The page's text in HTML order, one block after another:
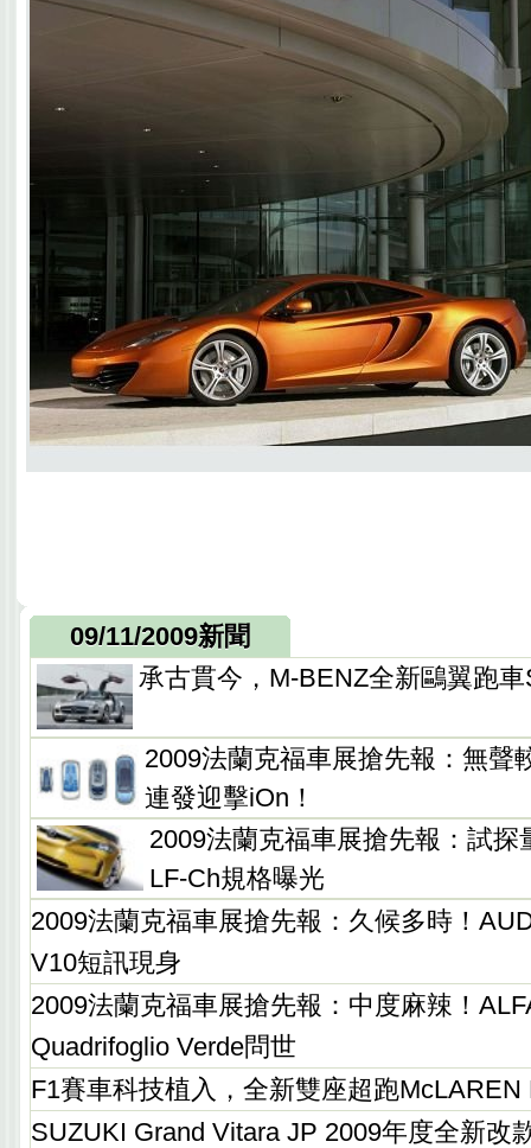
09/11/2009新聞
承古貫今，M-BENZ全新鷗翼跑
2009法蘭克福車展搶先報：無聲
連發迎擊iOn！
2009法蘭克福車展搶先報：試探
LF-Ch規格曝光
2009法蘭克福車展搶先報：久候多時！
V10短訊現身
2009法蘭克福車展搶先報：中度麻辣！
Quadrifoglio Verde問世
F1賽車科技植入，全新雙座超跑McLAREN
SUZUKI Grand Vitara JP 2009年度全新改